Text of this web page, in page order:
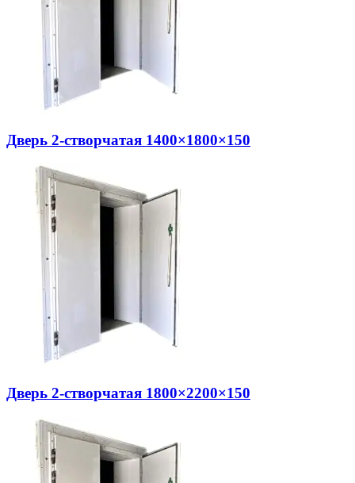
Дверь 2-створчатая 1400×1800×150
Дверь 2-створчатая 1800×2200×150